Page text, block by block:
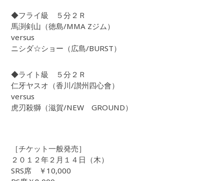
◆フライ級 ５分２Ｒ
馬渕剣山（徳島/MMA Zジム）
versus
ニシダ☆ショー（広島/BURST）
◆ライト級 ５分２Ｒ
仁牙ヤスオ（香川/讃州四心會）
versus
虎刃殺獅（滋賀/NEW GROUND）
［チケット一般発売］
２０１２年２月１４日（木）
SRS席 ￥10,000